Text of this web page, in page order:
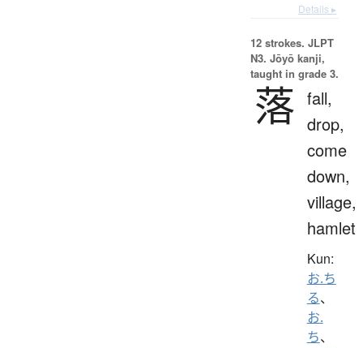
Details ▸
12 strokes. JLPT
N3. Jōyō kanji,
taught in grade 3.
落 fall,
drop,
come
down,
village,
hamlet
Kun:
お.ち
る、
お.
ち、